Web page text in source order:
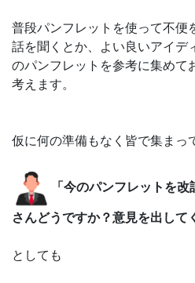
普段パンフレットを使って不便
話を聞くとか、よい良いアイデ
のパンフレットを参考に集めて
考えます。
仮に何の準備もなく皆で集まっ
「今のパンフレットを
さんどうですか？意見を出して
としても